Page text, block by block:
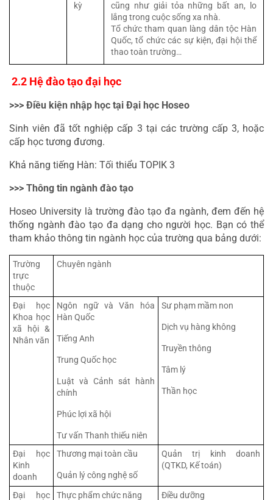
kỳ
cũng như giải tỏa những bất an, lo
lắng trong cuộc sống xa nhà.
Tổ chức tham quan làng dân tộc Hàn
Quốc, tổ chức các sự kiện, đại hội thể
thao toàn trường…
2.2 Hệ đào tạo đại học
>>> Điều kiện nhập học tại Đại học Hoseo
Sinh viên đã tốt nghiệp cấp 3 tại các trường cấp 3, hoặc
cấp học tương đương.
Khả năng tiếng Hàn: Tối thiểu TOPIK 3
>>> Thông tin ngành đào tạo
Hoseo University là trường đào tạo đa ngành, đem đến hệ
thống ngành đào tạo đa dạng cho người học. Bạn có thể
tham khảo thông tin ngành học của trường qua bảng dưới:
Trường
trực
thuộc
Chuyên ngành
Đại học
Khoa học
xã hội &
Nhân văn
Ngôn ngữ và Văn hóa
Hàn Quốc
Tiếng Anh
Trung Quốc học
Luật và Cảnh sát hành
chính
Phúc lợi xã hội
Tư vấn Thanh thiếu niên
Sư phạm mầm non
Dịch vụ hàng không
Truyền thông
Tâm lý
Thần học
Đại học
Kinh
doanh
Thương mại toàn cầu
Quản lý công nghệ số
Quản trị kinh doanh
(QTKD, Kế toán)
Đại học Thực phẩm chức năng Điều dưỡng